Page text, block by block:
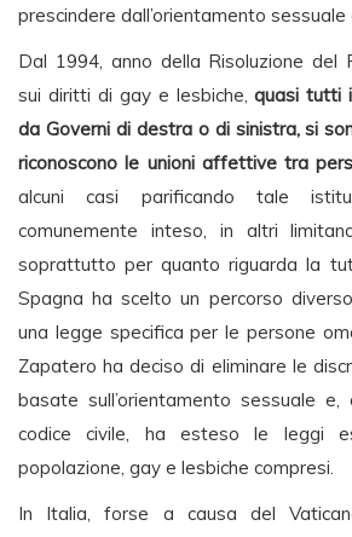
prescindere dall’orientamento
Dal 1994, anno della Risoluzione del
sui diritti di gay e lesbiche,quasi tutti
da Governi di destra o di sinistra, si
riconoscono le unioni affettive tra
alcuni casi parificando tale
comunemente inteso, in altri
soprattutto per quanto riguarda la
Spagna ha scelto un percorso
una legge specifica per le persone
Zapatero ha deciso di eliminare le
basate sull’orientamento sessuale
codice civile, ha esteso le leggi
popolazione, gay e lesbiche compresi.
In Italia, forse a causa del